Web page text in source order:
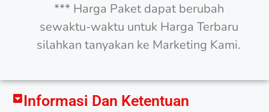
*** Harga Paket dapat berubah
sewaktu-waktu untuk Harga Terbaru
silahkan tanyakan ke Marketing Kami.
Informasi Dan Ketentuan